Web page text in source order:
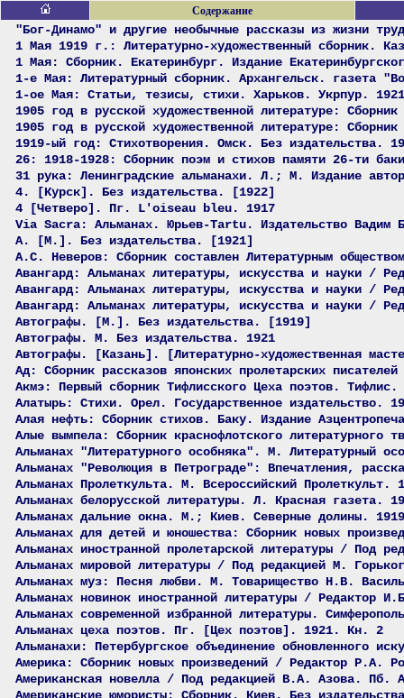
Содержание
"Бог-Динамо" и другие необычные рассказы из жизни
1 Мая 1919 г.: Литературно-художественный сборник.
1 Мая: Сборник. Екатеринбург. Издание
1-е Мая: Литературный сборник. Архангельск. газета
1-ое Мая: Статьи, тезисы, стихи. Харьков. Укрпур. 1921
1905 год в русской художественной литературе:
1905 год в русской художественной литературе:
1919-ый год: Стихотворения. Омск. Без издательства.
26: 1918-1928: Сборник поэм и стихов памяти 26-ти
31 рука: Ленинградские альманахи. Л.; М. Издание
4. [Курск]. Без издательства. [1922]
4 [Четверо]. Пг. L'oiseau bleu. 1917
Via Sacra: Альманах. Юрьев-Tartu. Издательство Вадим
А. [М.]. Без издательства. [1921]
А.С. Неверов: Сборник составлен Литературным
Авангард: Альманах литературы, искусства и науки /
Авангард: Альманах литературы, искусства и науки /
Авангард: Альманах литературы, искусства и науки /
Автографы. [М.]. Без издательства. [1919]
Автографы. М. Без издательства. 1921
Автографы. [Казань]. [Литературно-художественная
Ад: Сборник рассказов японских пролетарских
Акмэ: Первый сборник Тифлисского Цеха поэтов.
Алатырь: Стихи. Орел. Государственное издательство.
Алая нефть: Сборник стихов. Баку. Издание
Алые вымпела: Сборник краснофлотского литературного
Альманах "Литературного особняка". М. Литературный
Альманах "Революция в Петрограде": Впечатления,
Альманах Пролеткульта. М. Всероссийский Пролеткульт.
Альманах белорусской литературы. Л. Красная газета.
Альманах дальние окна. М.; Киев. Северные долины. 1919
Альманах для детей и юношества: Сборник новых
Альманах иностранной пролетарской литературы / Под
Альманах мировой литературы / Под редакцией М.
Альманах муз: Песня любви. М. Товарищество Н.В.
Альманах новинок иностранной литературы / Редактор
Альманах современной избранной литературы.
Альманах цеха поэтов. Пг. [Цех поэтов]. 1921. Кн. 2
Альманахи: Петербургское объединение обновленного
Америка: Сборник новых произведений / Редактор Р.А.
Американская новелла / Под редакцией В.А. Азова. Пб.